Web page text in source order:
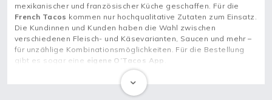
mexikanischer und französischer Küche geschaffen. Für die
French Tacos kommen nur hochqualitative Zutaten zum Einsatz.
Die Kundinnen und Kunden haben die Wahl zwischen
verschiedenen Fleisch- und Käsevarianten, Saucen und mehr –
für unzählige Kombinationsmöglichkeiten. Für die Bestellung
gibt es sogar eine eigene O’Tacos App
Nach der frischen Zubereitung können die Kundinnen und
Kunden die Otacos direkt vor Ort in den O’Tacos-Restaurants